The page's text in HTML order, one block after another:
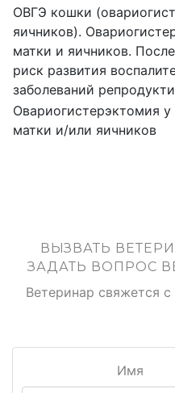
ОВГЭ кошки
яичников).
матки и яичников.
риск развития
заболеваний
Овариогистерэктомия
матки и/или яичников
ВЫЗВАТЬ
ЗАДАТЬ ВОПРОС
Ветеринар свяжется
Имя